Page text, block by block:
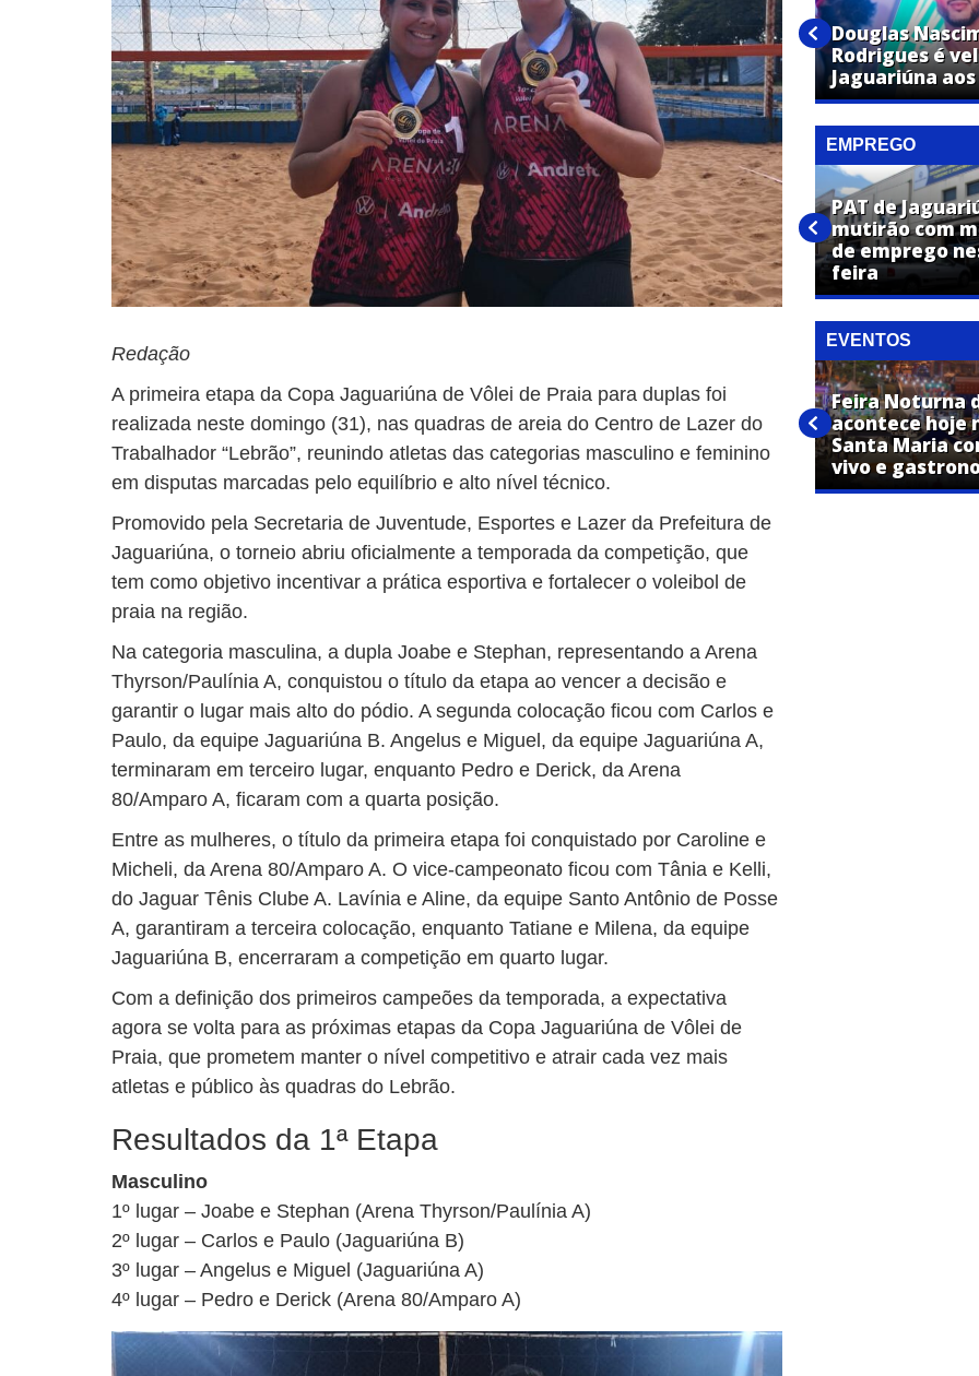
Redação
A primeira etapa da Copa Jaguariúna de Vôlei de Praia para duplas foi
realizada neste domingo (31), nas quadras de areia do Centro de Lazer do
Trabalhador “Lebrão”, reunindo atletas das categorias masculino e feminino
em disputas marcadas pelo equilíbrio e alto nível técnico.
Promovido pela Secretaria de Juventude, Esportes e Lazer da Prefeitura de
Jaguariúna, o torneio abriu oficialmente a temporada da competição, que
tem como objetivo incentivar a prática esportiva e fortalecer o voleibol de
praia na região.
Na categoria masculina, a dupla Joabe e Stephan, representando a Arena
Thyrson/Paulínia A, conquistou o título da etapa ao vencer a decisão e
garantir o lugar mais alto do pódio. A segunda colocação ficou com Carlos e
Paulo, da equipe Jaguariúna B. Angelus e Miguel, da equipe Jaguariúna A,
terminaram em terceiro lugar, enquanto Pedro e Derick, da Arena
80/Amparo A, ficaram com a quarta posição.
Entre as mulheres, o título da primeira etapa foi conquistado por Caroline e
Micheli, da Arena 80/Amparo A. O vice-campeonato ficou com Tânia e Kelli,
do Jaguar Tênis Clube A. Lavínia e Aline, da equipe Santo Antônio de Posse
A, garantiram a terceira colocação, enquanto Tatiane e Milena, da equipe
Jaguariúna B, encerraram a competição em quarto lugar.
Com a definição dos primeiros campeões da temporada, a expectativa
agora se volta para as próximas etapas da Copa Jaguariúna de Vôlei de
Praia, que prometem manter o nível competitivo e atrair cada vez mais
atletas e público às quadras do Lebrão.
Resultados da 1ª Etapa
Masculino
1º lugar – Joabe e Stephan (Arena Thyrson/Paulínia A)
2º lugar – Carlos e Paulo (Jaguariúna B)
3º lugar – Angelus e Miguel (Jaguariúna A)
4º lugar – Pedro e Derick (Arena 80/Amparo A)
José Maria Toledo de Moraes
é velado em Jaguariúna aos 87
anos
Douglas
Rodrigues é
Jaguariúna aos
EMPREGO
PAT de Jaguariúna promove
dois mutirões de emprego
nesta semana
PAT de
mutirão com
de emprego
feira
EVENTOS
Alunos de Dança Country da
Escola das Artes se
apresentam no receptivo da
Maria Fumaça neste domingo
Feira Noturna
acontece hoje
Santa Maria
vivo e